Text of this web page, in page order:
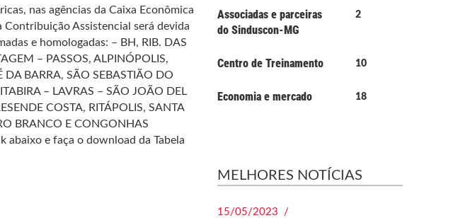
nas agências da Caixa Econômica
Contribuição Assistencial será devida
e homologadas: – BH, RIB. DAS
– PASSOS, ALPINÓPOLIS,
DA BARRA, SÃO SEBASTIÃO DO
– LAVRAS – SÃO JOÃO DEL
COSTA, RITÁPOLIS, SANTA
BRANCO E CONGONHAS
abaixo e faça o download da Tabela
Associadas e parceiras
do Sinduscon-MG
2
Centro de Treinamento 10
Economia e mercado 18
MELHORES NOTÍCIAS
15/05/2023 /